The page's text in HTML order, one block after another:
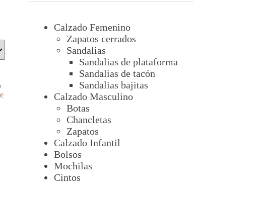
Calzado Femenino
Zapatos cerrados
Sandalias
Sandalias de plataforma
Sandalias de tacón
Sandalias bajitas
Calzado Masculino
Botas
Chancletas
Zapatos
Calzado Infantil
Bolsos
Mochilas
Cintos